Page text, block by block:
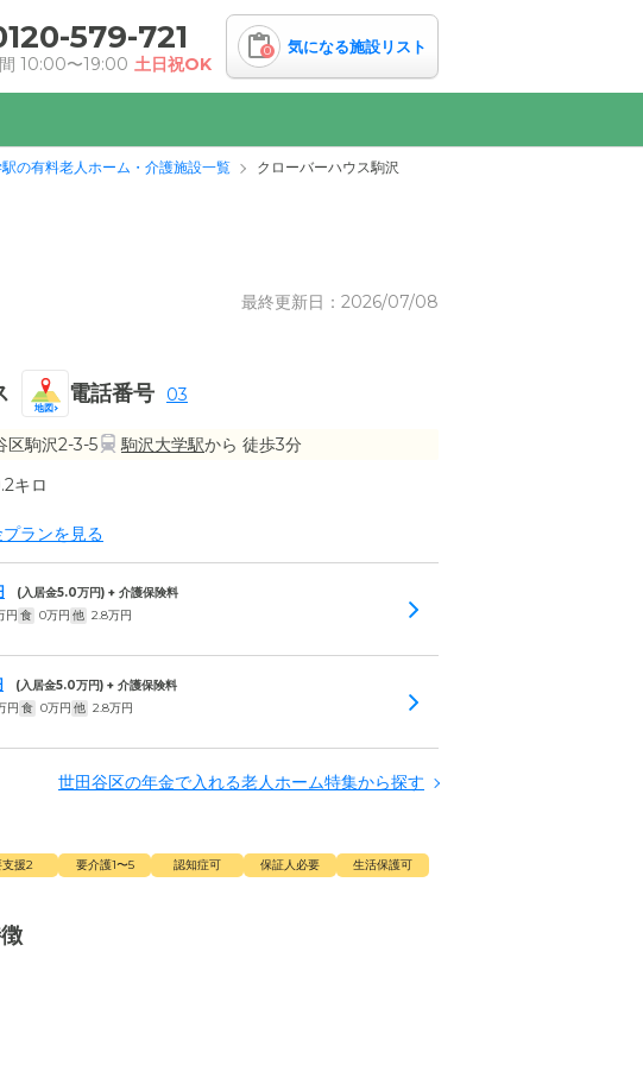
579-721
10:00〜19:00 土日祝OK
0 気になる施設リスト
の有料老人ホーム・介護施設一覧 クローバーハウス駒沢
最終更新日：2026/07/08
地図
電話番号 03
区駒沢2-3-5 駒沢大学駅から 徒歩3分
キロ
ランを見る
(入居金5.0万円) + 介護保険料
円 食 0万円 他 2.8万円
(入居金5.0万円) + 介護保険料
円 食 0万円 他 2.8万円
世田谷区の年金で入れる老人ホーム特集から探す
支援2 要介護1〜5 認知症可 保証人必要
生活保護可